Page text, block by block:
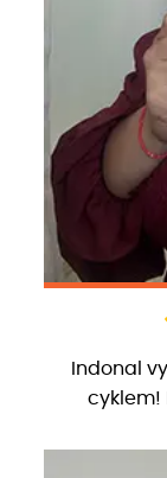
Indonal
cyklem!